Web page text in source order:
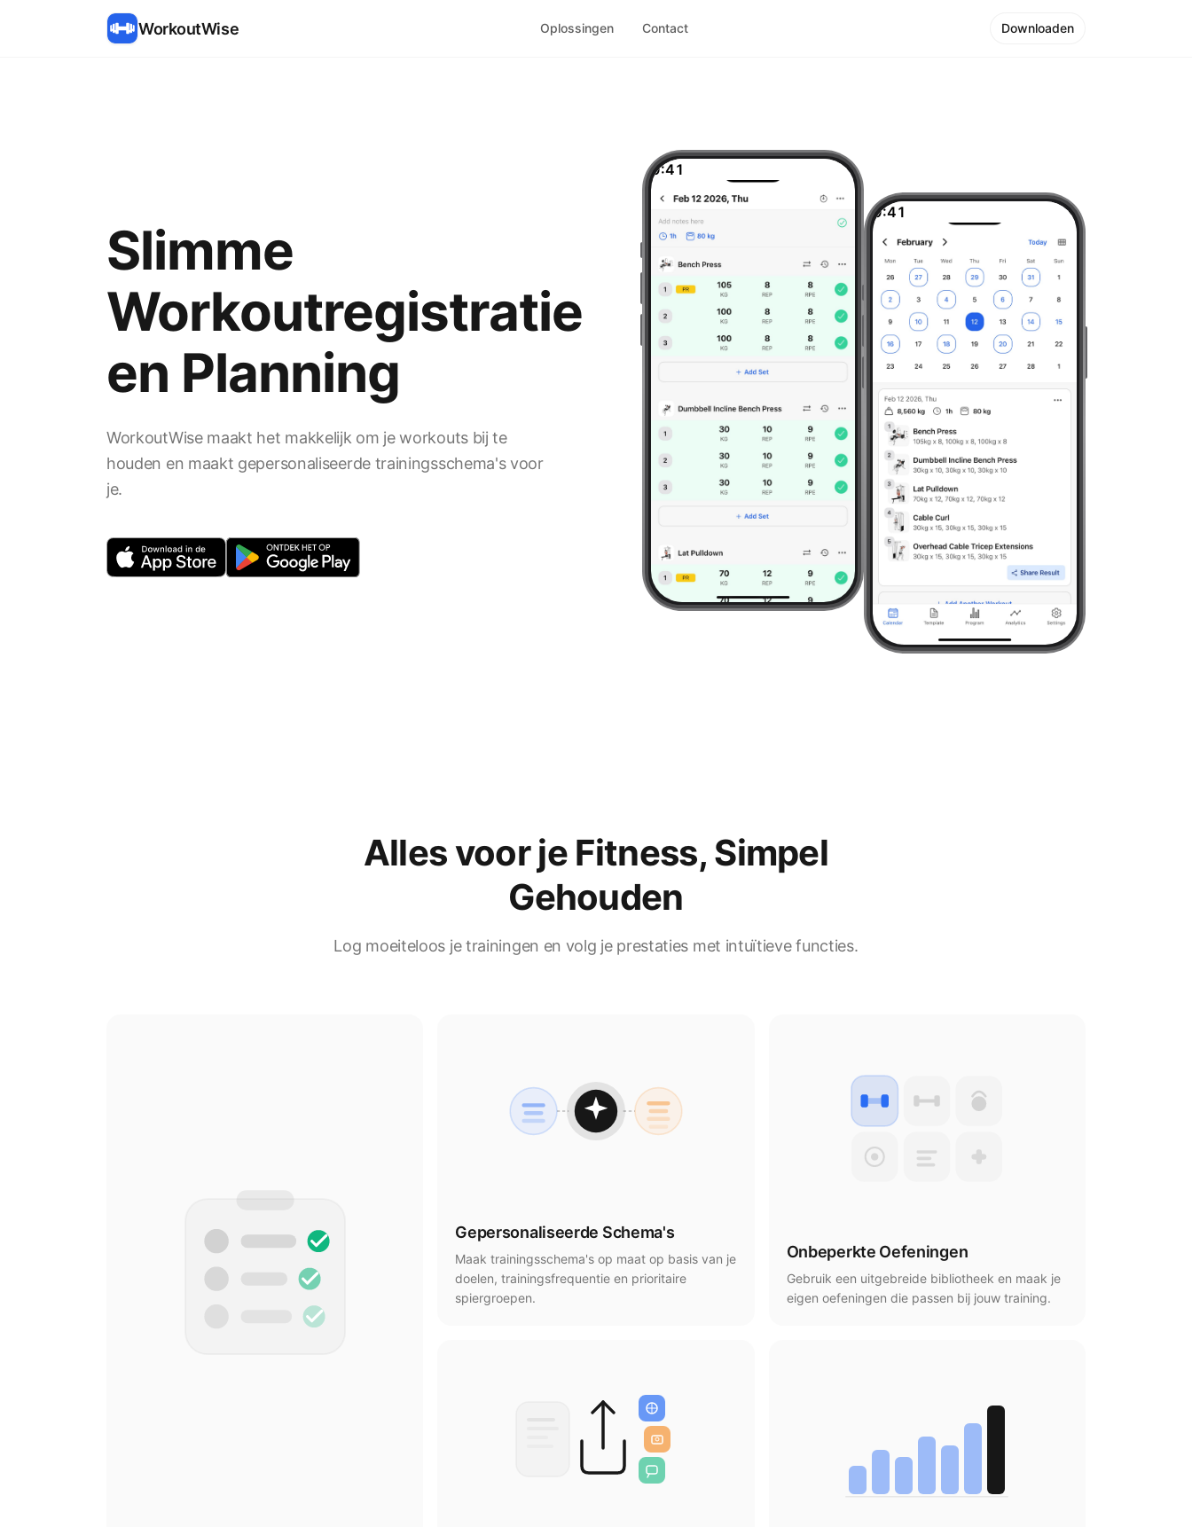
WorkoutWise Oplossingen Contact Downloaden
Slimme
Workoutregistratie
en Planning
WorkoutWise maakt het makkelijk om je workouts bij te
houden en maakt gepersonaliseerde trainingsschema's voor
je.
9:41
9:41
Alles voor je Fitness, Simpel
Gehouden
Log moeiteloos je trainingen en volg je prestaties met intuïtieve functies.
Gepersonaliseerde Schema's
Maak trainingsschema's op maat op basis van je
doelen, trainingsfrequentie en prioritaire
spiergroepen.
Onbeperkte Oefeningen
Gebruik een uitgebreide bibliotheek en maak je
eigen oefeningen die passen bij jouw training.